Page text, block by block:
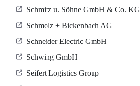
Schmitz u. Söhne GmbH & Co. KG
Schmolz + Bickenbach AG
Schneider Electric GmbH
Schwing GmbH
Seifert Logistics Group